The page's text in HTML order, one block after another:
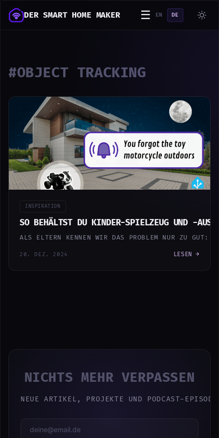
DER SMART HOME MAKER ☰ EN DE
#OBJECT TRACKING
INSPIRATION
SO BEHÄLTST DU KINDER-SPIELZEUG UND -
ALS ELTERN KENNEN WIR DAS PROBLEM NUR ZU GUT:
20. DEZ. 2024 LESEN →
NICHTS MEHR VERPASSEN
NEUE ARTIKEL, PROJEKTE UND PODCAST-